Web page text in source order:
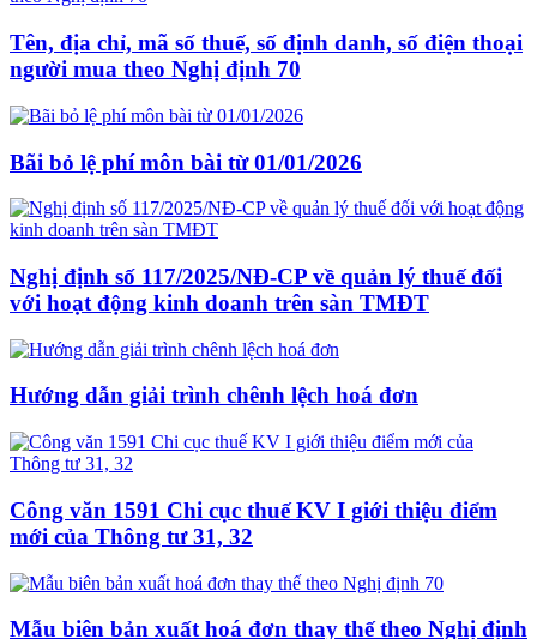
Tên, địa chỉ, mã số thuế, số định danh, số điện thoại
người mua theo Nghị định 70
Bãi bỏ lệ phí môn bài từ 01/01/2026
Nghị định số 117/2025/NĐ-CP về quản lý thuế đối
với hoạt động kinh doanh trên sàn TMĐT
Hướng dẫn giải trình chênh lệch hoá đơn
Công văn 1591 Chi cục thuế KV I giới thiệu điểm
mới của Thông tư 31, 32
Mẫu biên bản xuất hoá đơn thay thế theo Nghị định